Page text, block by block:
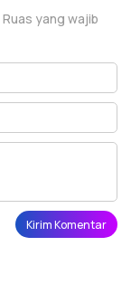
Ruas yang wajib